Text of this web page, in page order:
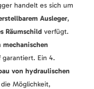
handelt es sich um
Ausleger,
Räumschild verfügt.
mechanischen
Ein 4.
von hydraulischen
Möglichkeit,